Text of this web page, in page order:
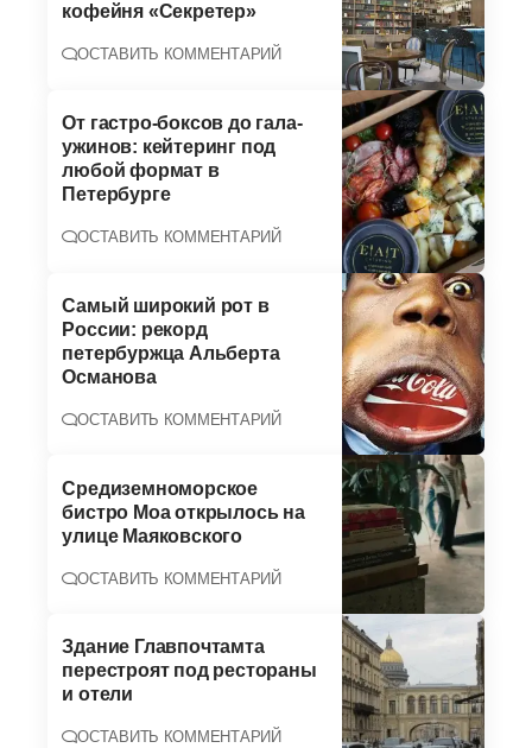
кофейня «Секретер»
ОСТАВИТЬ КОММЕНТАРИЙ
От гастро-боксов до гала-
ужинов: кейтеринг под
любой формат в
Петербурге
ОСТАВИТЬ КОММЕНТАРИЙ
Самый широкий рот в
России: рекорд
петербуржца Альберта
Османова
ОСТАВИТЬ КОММЕНТАРИЙ
Средиземноморское
бистро Moa открылось на
улице Маяковского
ОСТАВИТЬ КОММЕНТАРИЙ
Здание Главпочтамта
перестроят под рестораны
и отели
ОСТАВИТЬ КОММЕНТАРИЙ